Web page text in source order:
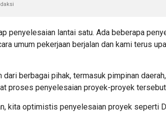
penyelesaian lantai satu. Ada beberapa
umum pekerjaan berjalan dan kami terus
dari berbagai pihak, termasuk pimpinan
proses penyelesaian proyek-proyek
kita optimistis penyelesaian proyek seperti